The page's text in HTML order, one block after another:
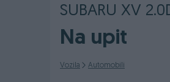
SUBARU XV
Na upit
Vozila Automobili